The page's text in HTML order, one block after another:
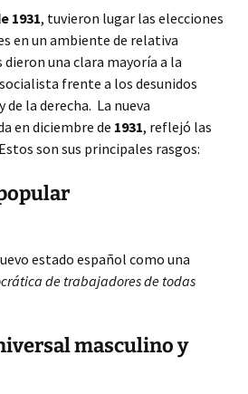
1931, tuvieron lugar las elecciones
en un ambiente de relativa
una clara mayoría a la
frente a los desunidos
la derecha. La nueva
en diciembre de 1931, reflejó las
son sus principales rasgos:
estado español como una
de trabajadores de todas
masculino y